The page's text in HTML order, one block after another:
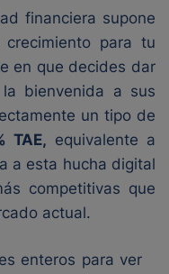
financiera supone
para tu
en que decides dar
bienvenida a sus
un tipo de
TAE, equivalente a
a esta hucha digital
competitivas que
actual.
enteros para ver